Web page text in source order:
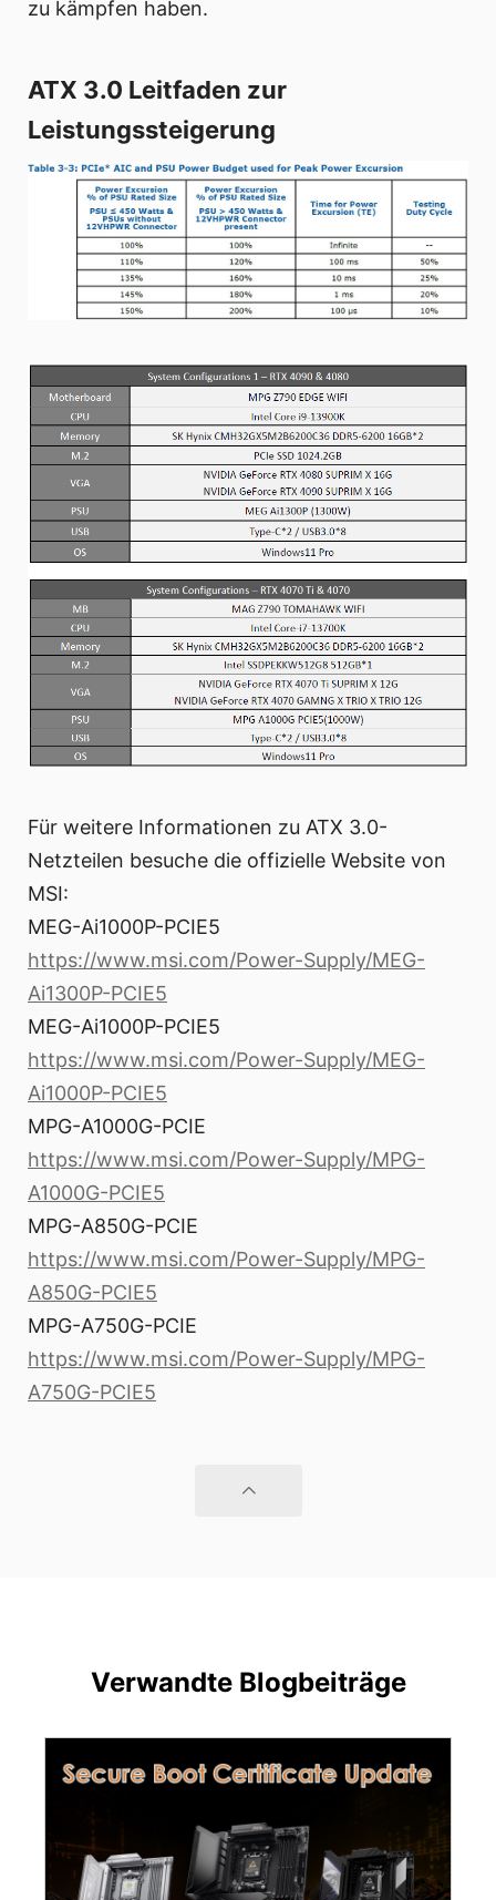
zu kämpfen haben.
ATX 3.0 Leitfaden zur
Leistungssteigerung
Für weitere Informationen zu ATX 3.0-
Netzteilen besuche die offizielle Website von
MSI:
MEG-Ai1000P-PCIE5
https://www.msi.com/Power-Supply/MEG-
Ai1300P-PCIE5
MEG-Ai1000P-PCIE5
https://www.msi.com/Power-Supply/MEG-
Ai1000P-PCIE5
MPG-A1000G-PCIE
https://www.msi.com/Power-Supply/MPG-
A1000G-PCIE5
MPG-A850G-PCIE
https://www.msi.com/Power-Supply/MPG-
A850G-PCIE5
MPG-A750G-PCIE
https://www.msi.com/Power-Supply/MPG-
A750G-PCIE5
Verwandte Blogbeiträge